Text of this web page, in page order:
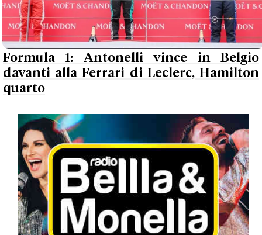
Formula 1: Antonelli vince in Belgio
davanti alla Ferrari di Leclerc, Hamilton
quarto